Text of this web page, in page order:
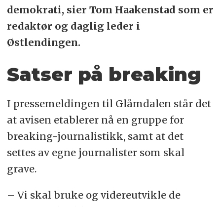
demokrati, sier Tom Haakenstad som er
redaktør og daglig leder i
Østlendingen.
Satser på breaking
I pressemeldingen til Glåmdalen står det
at avisen etablerer nå en gruppe for
breaking-journalistikk, samt at det
settes av egne journalister som skal
grave.
– Vi skal bruke og videreutvikle de